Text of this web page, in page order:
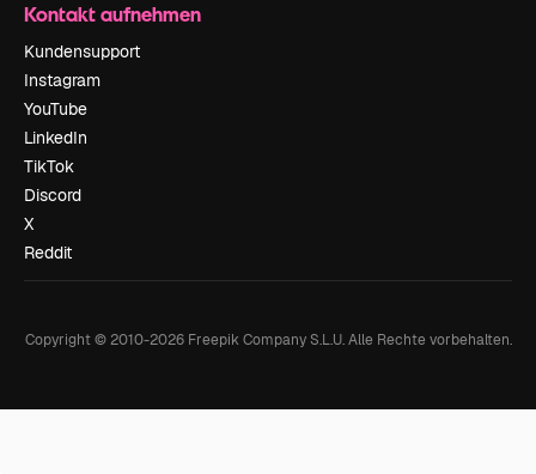
Kontakt aufnehmen
Kundensupport
Instagram
YouTube
LinkedIn
TikTok
Discord
X
Reddit
Copyright © 2010-2026Freepik Company S.L.U. Alle Rechte vorbehalten.